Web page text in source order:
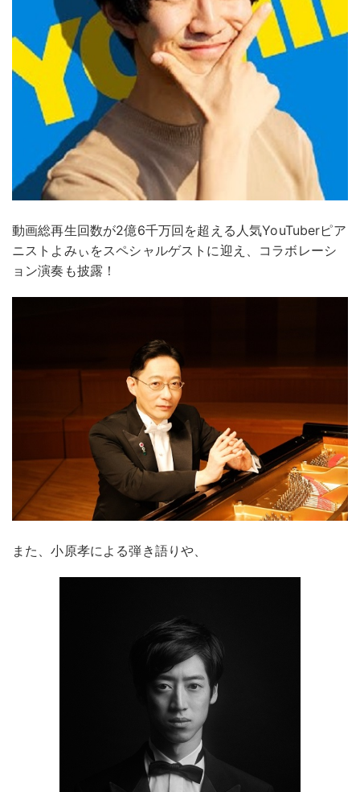
動画総再生回数が2億6千万回を超える人気YouTuberピア
ニストよみぃをスペシャルゲストに迎え、コラボレーシ
ョン演奏も披露！
また、小原孝による弾き語りや、